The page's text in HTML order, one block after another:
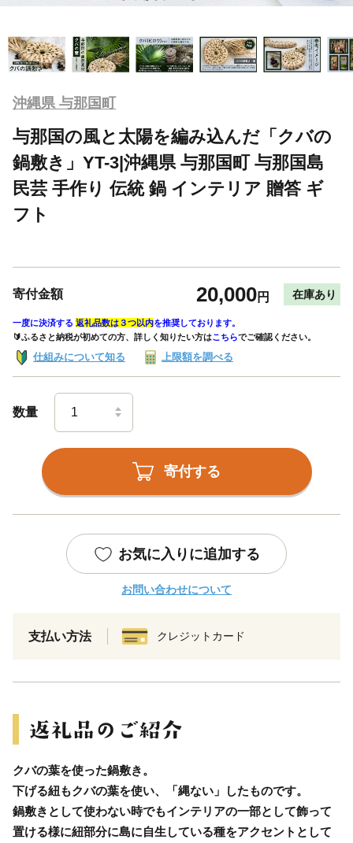
沖縄県 与那国町
与那国の風と太陽を編み込んだ「クバの
鍋敷き」YT-3|沖縄県 与那国町 与那国島
民芸 手作り 伝統 鍋 インテリア 贈答 ギ
フト
寄付金額 20,000円 在庫あり
一度に決済する 返礼品数は３つ以内を推奨しております。
🔰ふるさと納税が初めての方、詳しく知りたい方はこちらでご確認ください。
仕組みについて知る 上限額を調べる
数量
寄付する
お気に入りに追加する
お問い合わせについて
支払い方法 クレジットカード
クバの葉を使った鍋敷き。
下げる紐もクバの葉を使い、「縄ない」したものです。
鍋敷きとして使わない時でもインテリアの一部として飾って
置ける様に紐部分に島に自生している種をアクセントとして